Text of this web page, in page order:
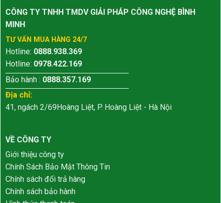
CÔNG TY TNHH TMDV GIẢI PHÁP CÔNG NGHỆ BÌNH
MINH
TƯ VẤN MUA HÀNG 24/7
Hotline: 0888.938.369
Hotline: 0978.422.169
Bảo hành : 0888.357.169
Địa chỉ:
41, ngách 2/69Hoàng Liệt, P. Hoàng Liệt - Hà Nội
VỀ CÔNG TY
Giới thiệu công ty
Chính Sách Bảo Mật Thông Tin
Chính sách đổi trả hàng
Chính sách bảo hành